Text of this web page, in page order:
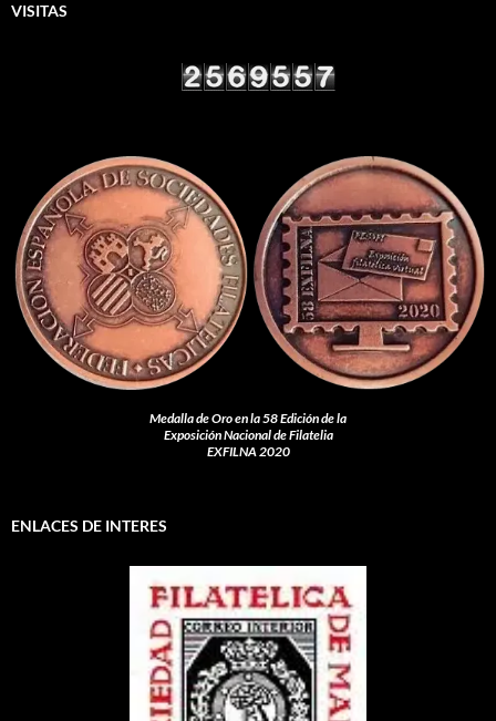
VISITAS
Medalla de Oro en la 58 Edición de la
Exposición Nacional de Filatelia
EXFILNA 2020
ENLACES DE INTERES